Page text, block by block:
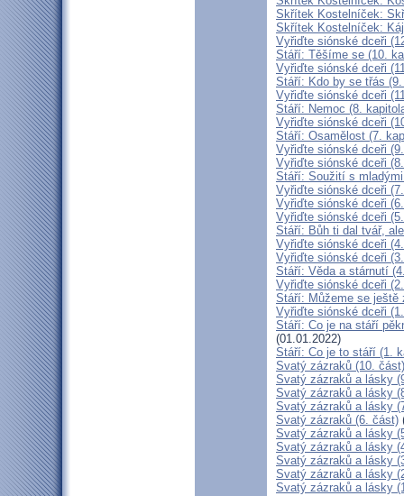
Skřítek Kostelníček:
Skřítek Kostelníček:
Vyřiďte siónské dceři
Stáří: Těšíme se (10.
Vyřiďte siónské dceři
Stáří: Kdo by se třás
Vyřiďte siónské dceři
Stáří: Nemoc (8.
Vyřiďte siónské dceři
Stáří: Osamělost (7.
Vyřiďte siónské dceři
Vyřiďte siónské dceři
Stáří: Soužití s
Vyřiďte siónské dceři
Vyřiďte siónské dceři
Vyřiďte siónské dceři
Stáří: Bůh ti dal tvář,
Vyřiďte siónské dceři
Vyřiďte siónské dceři
Stáří: Věda a stárnutí
Vyřiďte siónské dceři
Stáří: Můžeme se ještě
Vyřiďte siónské dceři
Stáří: Co je na stáří
(01.01.2022)
Stáří: Co je to stáří (1.
Svatý zázraků (10. část)
Svatý zázraků a lásky
Svatý zázraků a lásky
Svatý zázraků a lásky
Svatý zázraků (6. část)
Svatý zázraků a lásky
Svatý zázraků a lásky
Svatý zázraků a lásky
Svatý zázraků a lásky
Svatý zázraků a lásky